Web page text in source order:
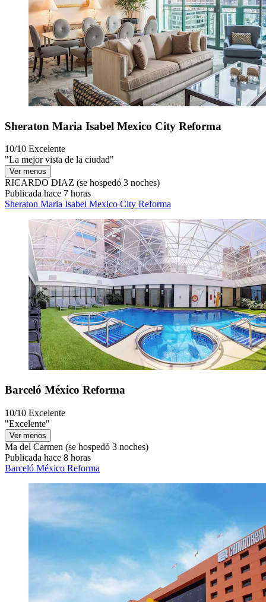
Sheraton Maria Isabel Mexico City Reforma
10/10 Excelente
"La mejor vista de la ciudad"
Ver menos
RICARDO DIAZ (se hospedó 3 noches)
Publicada hace 7 horas
Sheraton Maria Isabel Mexico City Reforma
Barceló México Reforma
10/10 Excelente
"Excelente"
Ver menos
Ma del Carmen (se hospedó 3 noches)
Publicada hace 8 horas
Barceló México Reforma